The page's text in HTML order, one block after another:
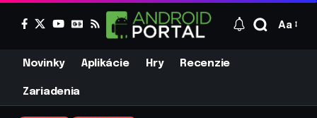
Aa
Novinky Aplikácie Hry Recenzie
Zariadenia